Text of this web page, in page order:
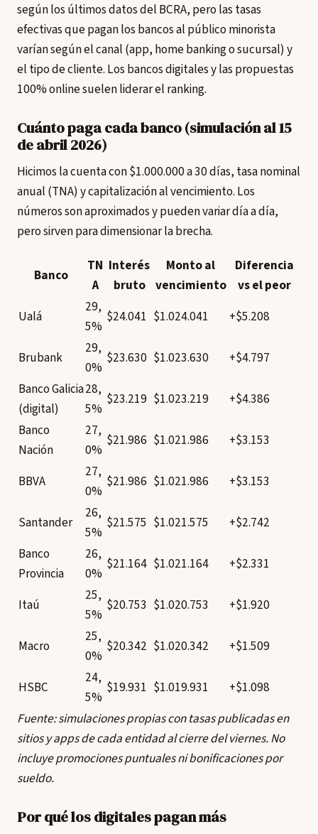
según los últimos datos del BCRA, pero las tasas
efectivas que pagan los bancos al público minorista
varían según el canal (app, home banking o sucursal) y
el tipo de cliente. Los bancos digitales y las propuestas
100% online suelen liderar el ranking.
Cuánto paga cada banco (simulación al 15
de abril 2026)
Hicimos la cuenta con $1.000.000 a 30 días, tasa nominal
anual (TNA) y capitalización al vencimiento. Los
números son aproximados y pueden variar día a día,
pero sirven para dimensionar la brecha.
Banco
TN
A
Interés
bruto
Monto al
vencimiento
Diferencia
vs el peor
Ualá
29,
5%
$24.041 $1.024.041 +$5.208
Brubank
29,
0%
$23.630 $1.023.630
+$4.797
Banco Galicia
(digital)
28,
5%
$23.219 $1.023.219
+$4.386
Banco
Nación
27,
0%
$21.986 $1.021.986 +$3.153
BBVA
27,
0%
$21.986 $1.021.986 +$3.153
Santander
26,
5%
$21.575 $1.021.575
+$2.742
Banco
Provincia
26,
0%
$21.164 $1.021.164 +$2.331
Itaú
25,
5%
$20.753 $1.020.753 +$1.920
Macro
25,
0%
$20.342 $1.020.342 +$1.509
HSBC
24,
5%
$19.931 $1.019.931
+$1.098
Fuente: simulaciones propias con tasas publicadas en
sitios y apps de cada entidad al cierre del viernes. No
incluye promociones puntuales ni bonificaciones por
sueldo.
Por qué los digitales pagan más